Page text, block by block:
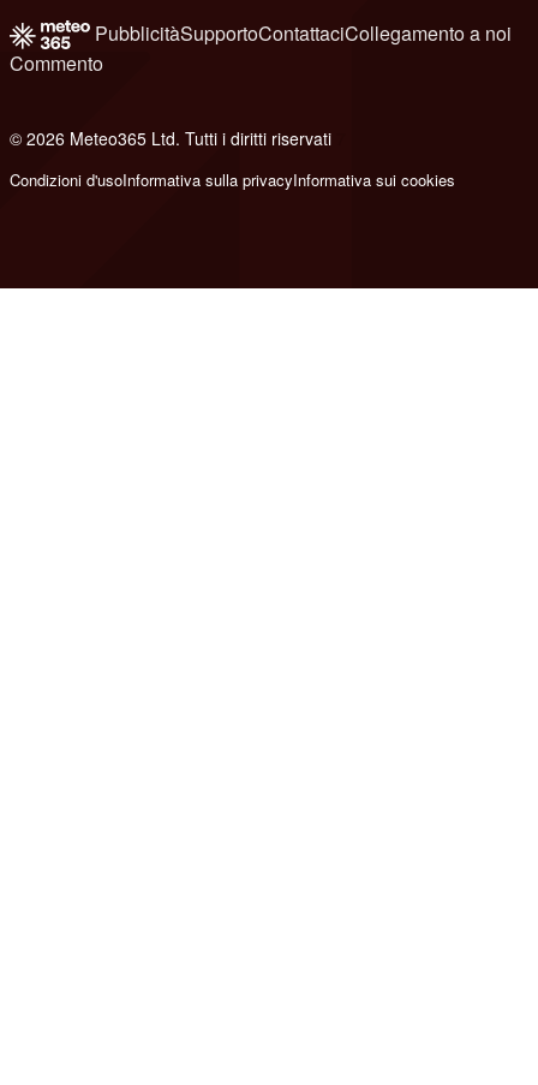
PubblicitàSupportoContattaciCollegamento a noi
Commento
© 2026 Meteo365 Ltd. Tutti i diritti riservati
Condizioni d'usoInformativa sulla privacyInformativa sui cookies